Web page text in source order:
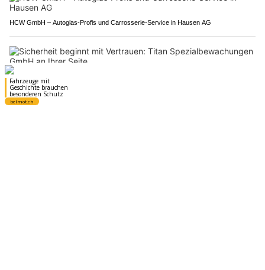
HCW GmbH – Autoglas‑Profis und Carrosserie‑Service in Hausen AG
Sicherheit beginnt mit Vertrauen: Titan Spezialbewachungen GmbH an Ihrer Seite